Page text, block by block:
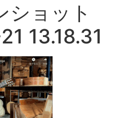
ショット
13.18.31